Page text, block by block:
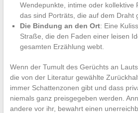
Wendepunkte, intime oder kollektive
das sind Porträts, die auf dem Draht
Die Bindung an den Ort: Eine
Straße, die den Faden einer leisen
gesamten Erzählung webt.
Wenn der Tumult des Gerüchts an
die von der Literatur gewählte
immer Schattenzonen gibt und dass
niemals ganz preisgegeben werden.
andere vor ihr, bewahrt einen